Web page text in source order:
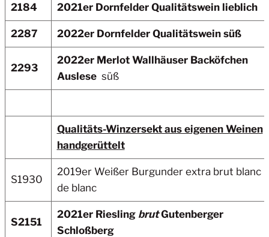
2184 2021er Dornfelder Qualitätswein lieblich
2287 2022er Dornfelder Qualitätswein süß
2293
2022er Merlot Wallhäuser Backöfchen
Auslese süß
Qualitäts-Winzersekt aus eigenen Weinen
handgerüttelt
S1930
2019er Weißer Burgunder extra brut blanc
de blanc
S2151
2021er Riesling brutGutenberger
Schloßberg